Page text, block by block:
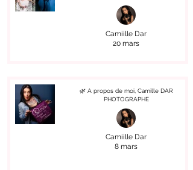
Camiille Dar
20 mars
🌿 A propos de moi, Camille DAR
PHOTOGRAPHE
Camiille Dar
8 mars